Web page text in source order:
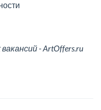
- ArtOffers.ru